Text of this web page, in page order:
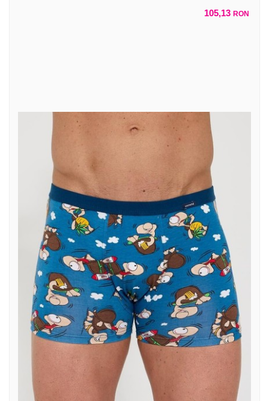
105,13 RON